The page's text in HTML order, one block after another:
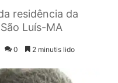
residência da
Luís-MA
0 2 minutis lido